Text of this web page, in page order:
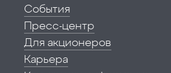
События
Пресс-центр
Для акционеров
Карьера